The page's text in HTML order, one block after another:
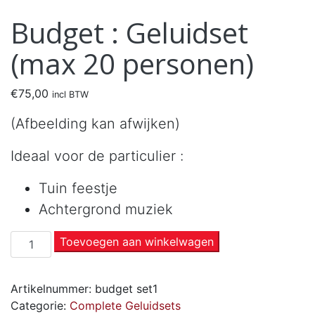
Budget : Geluidset
(max 20 personen)
€75,00 incl BTW
(Afbeelding kan afwijken)
Ideaal voor de particulier :
Tuin feestje
Achtergrond muziek
Toevoegen aan winkelwagen
Artikelnummer: budget set1
Categorie: Complete Geluidsets